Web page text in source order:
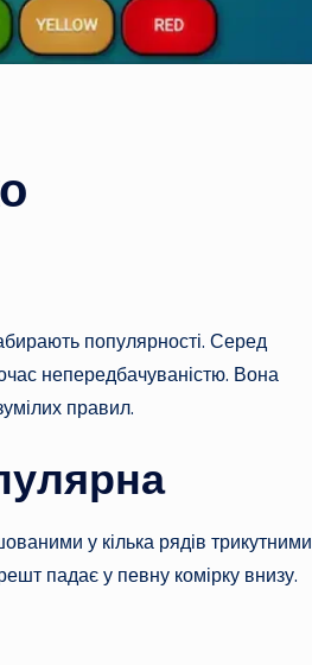
популярності. Серед
непередбачуваністю. Вона
правил.
у кілька рядів трикутними
падає у певну комірку внизу.